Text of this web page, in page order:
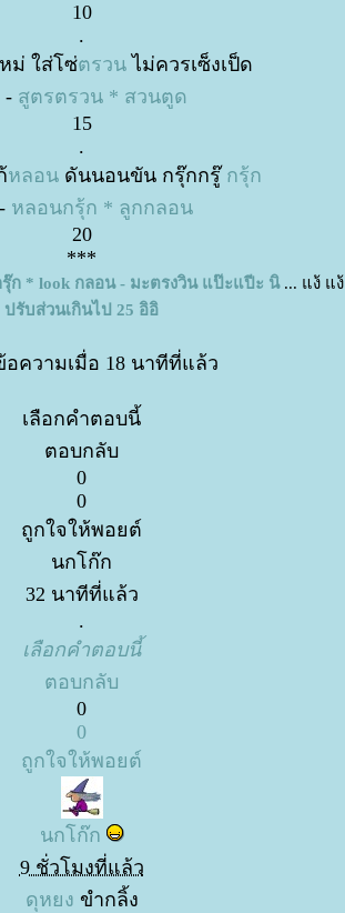
10
.
ใส่โซ่ตรวนไม่ควรเซ็งเป็ด
สูตรตรวน * สวนตูด
15
.
หลอนดันนอนขัน กรุ๊กกรู๊ กรุ้ก
หลอนกรุ้ก * ลูกกลอน
20
***
ก * look กลอน - มะตรงวิน แป๊ะแปีะ นิ... แง้ แง้
ปรับส่วนเกินไป 25 อิอิ
ความเมื่อ 18 นาทีที่แล้ว
เลือกคำตอบนี้
ตอบกลับ
0
0
ถูกใจให้พอยต์
นกโก๊ก
32 นาทีที่แล้ว
.
เลือกคำตอบนี้
ตอบกลับ
0
0
ถูกใจให้พอยต์
นกโก๊ก
9 ชั่วโมงที่แล้ว
ดุหยง ขำกลิ้ง